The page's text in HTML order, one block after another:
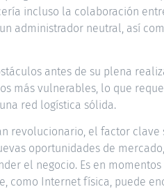
incluso la colaboración
administrador neutral, así
antes de su plena
más vulnerables, lo que
red logística sólida.
revolucionario, el factor clave
oportunidades de
el negocio. Es en momentos
como Internet física, puede